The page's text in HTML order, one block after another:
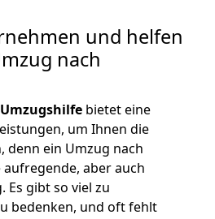
und helfen
nach
Umzugshilfe bietet eine
um Ihnen die
denn ein Umzug nach
aber auch
Es gibt so viel zu
bedenken, und oft fehlt